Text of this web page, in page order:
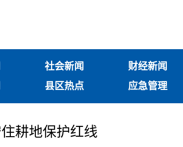
社会新闻 财经新闻
县区热点 应急管理
耕地保护红线